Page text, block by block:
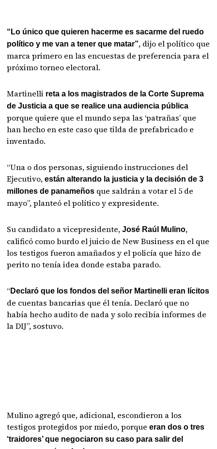
“Lo único que quieren hacerme es sacarme del ruedo
político y me van a tener que matar”, dijo el político que
marca primero en las encuestas de preferencia para el
próximo torneo electoral.
Martinelli reta a los magistrados de la Corte Suprema
de Justicia a que se realice una audiencia pública
porque quiere que el mundo sepa las ‘patrañas’ que
han hecho en este caso que tilda de prefabricado e
inventado.
“Una o dos personas, siguiendo instrucciones del
Ejecutivo,están alterando la justicia y la decisión de 3
millones de panameños que saldrán a votar el 5 de
mayo”, planteó el político y expresidente.
Su candidato a vicepresidente, José Raúl Mulino,
calificó como burdo el juicio de New Business en el que
los testigos fueron amañados y el policía que hizo de
perito no tenía idea donde estaba parado.
“Declaró que los fondos del señor Martinelli eran lícitos
de cuentas bancarias que él tenía. Declaró que no
había hecho audito de nada y solo recibía informes de
la DIJ”, sostuvo.
Mulino agregó que, adicional, escondieron a los
testigos protegidos por miedo, porqueeran dos o tres
‘traidores’ que negociaron su caso para salir del